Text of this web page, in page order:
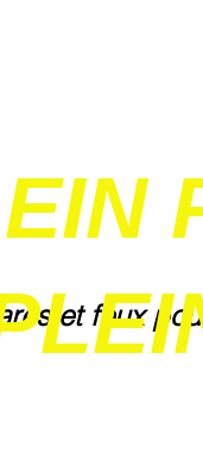
et feux